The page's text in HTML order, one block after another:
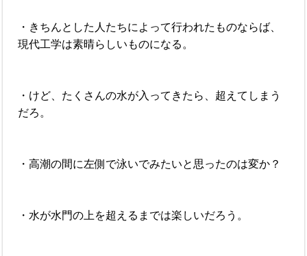
・きちんとした人たちによって行われたものならば、
現代工学は素晴らしいものになる。
・けど、たくさんの水が入ってきたら、超えてしまう
だろ。
・高潮の間に左側で泳いでみたいと思ったのは変か？
・水が水門の上を超えるまでは楽しいだろう。